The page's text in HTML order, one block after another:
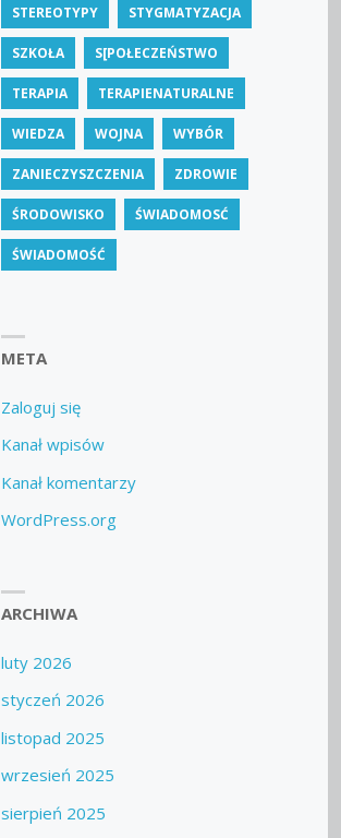
STEREOTYPY STYGMATYZACJA
SZKOŁA S[POŁECZEŃSTWO
TERAPIA TERAPIENATURALNE
WIEDZA WOJNA WYBÓR
ZANIECZYSZCZENIA ZDROWIE
ŚRODOWISKO ŚWIADOMOSĆ
ŚWIADOMOŚĆ
META
Zaloguj się
Kanał wpisów
Kanał komentarzy
WordPress.org
ARCHIWA
luty 2026
styczeń 2026
listopad 2025
wrzesień 2025
sierpień 2025